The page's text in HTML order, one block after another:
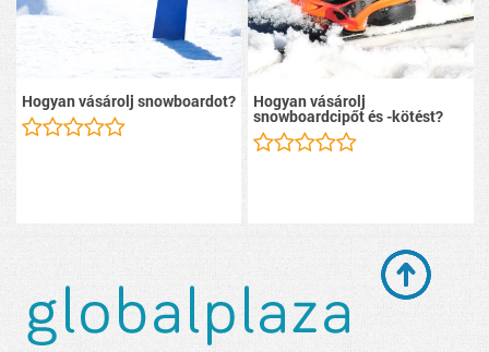
Hogyan vásárolj snowboardot? Hogyan vásárolj
snowboardcipőt és -kötést?